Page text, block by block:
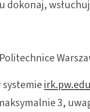
3,